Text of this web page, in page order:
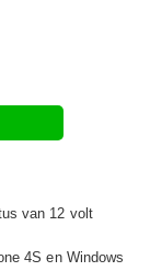
van 12 volt
4S en Windows